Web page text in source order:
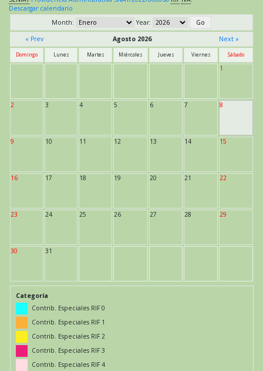
Descargar calendario
Month:
Year:
« Prev
Agosto 2026 Next »
Domingo Lunes Martes Miércoles Jueves Viernes Sábado
1
2 3 4 5 6 7 8
9 10 11 12 13 14 15
16 17 18 19 20 21 22
23 24 25 26 27 28 29
30 31
Categoría
Contrib. Especiales RIF 0
Contrib. Especiales RIF 1
Contrib. Especiales RIF 2
Contrib. Especiales RIF 3
Contrib. Especiales RIF 4